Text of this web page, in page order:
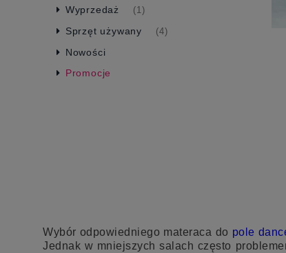
Wyprzedaż (1)
Sprzęt używany (4)
Nowości
Promocje
Wybór odpowiedniego materaca do pole
Jednak w mniejszych salach często